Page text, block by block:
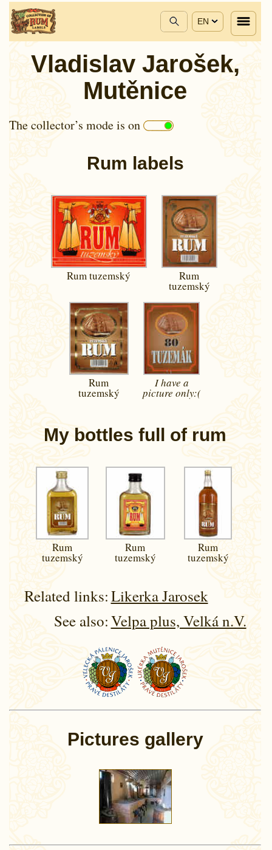
EN
Vladislav Jarošek,
Mutěnice
The collector’s mode is on
Rum labels
Rum tuzemský Rum
tuzemský
Rum
tuzemský
I have a
picture only:(
My bottles full of rum
Rum
tuzemský
Rum
tuzemský
Rum
tuzemský
Related links:Likerka Jarosek
See also:Velpa plus, Velká n.V.
Pictures gallery